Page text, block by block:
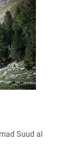
Suud al